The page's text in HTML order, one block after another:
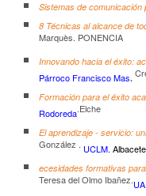
Sistemas de comunicación
8 Técnicas al alcance de
Marquès. PONENCIA
Innovando hacia el éxito:
Párroco Francisco Mas.
Formación para el éxito
Rodoreda.Elche
El aprendizaje - servicio:
González . UCLM. Albacete
ecesidades formativas
Teresa del Olmo Ibañez.UA